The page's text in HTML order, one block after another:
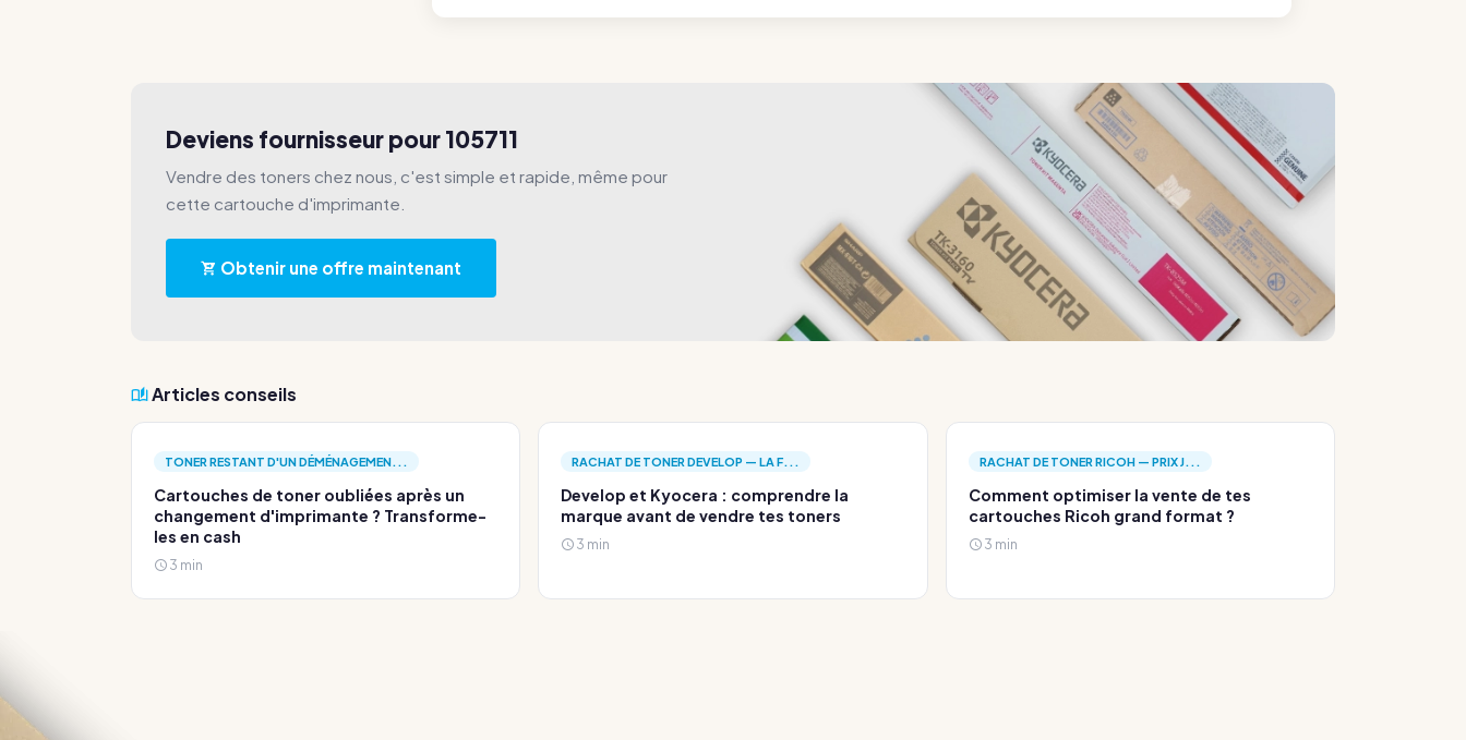
Deviens fournisseur pour 105711
Vendre des toners chez nous, c'est simple et rapide, même pour
cette cartouche d'imprimante.
Obtenir une offre maintenant
Articles conseils
TONER RESTANT D'UN DÉMÉNAGEMEN...
Cartouches de toner oubliées après un
changement d'imprimante ? Transforme-
les en cash
3 min
RACHAT DE TONER DEVELOP — LA F...
Develop et Kyocera : comprendre la
marque avant de vendre tes toners
3 min
RACHAT DE TONER RICOH — PRIX J...
Comment optimiser la vente de tes
cartouches Ricoh grand format ?
3 min